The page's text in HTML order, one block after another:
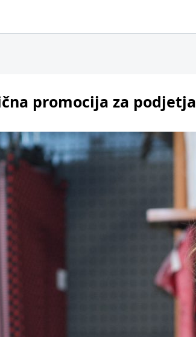
promocija za podjetja